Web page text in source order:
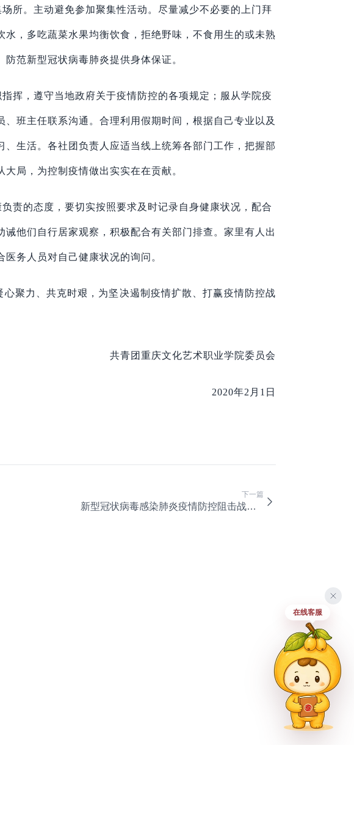
所。主动避免参加聚集性活动。尽量减少不必要的上门拜
，多吃蔬菜水果均衡饮食，拒绝野味，不食用生的或未熟
范新型冠状病毒肺炎提供身体保证。
挥，遵守当地政府关于疫情防控的各项规定；服从学院疫
班主任联系沟通。合理利用假期时间，根据自己专业以及
生活。各社团负责人应适当线上统筹各部门工作，把握部
局，为控制疫情做出实实在在贡献。
责的态度，要切实按照要求及时记录自身健康状况，配合
他们自行居家观察，积极配合有关部门排查。家里有人出
务人员对自己健康状况的询问。
聚力、共克时艰，为坚决遏制疫情扩散、打赢疫情防控战
共青团重庆文化艺术职业学院委员会
2020年2月1日
下一篇
新型冠状病毒感染肺炎疫情防控阻击战基层党组织及党员工作责任承诺书
在线客服